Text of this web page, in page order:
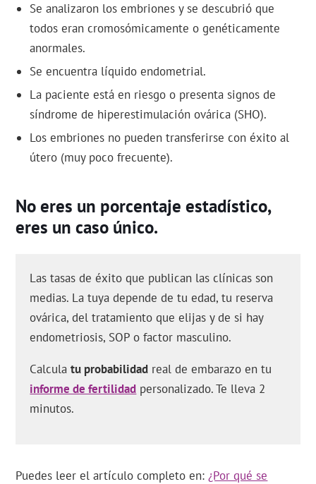
Se analizaron los embriones y se descubrió que
todos eran cromosómicamente o genéticamente
anormales.
Se encuentra líquido endometrial.
La paciente está en riesgo o presenta signos de
síndrome de hiperestimulación ovárica (SHO).
Los embriones no pueden transferirse con éxito al
útero (muy poco frecuente).
No eres un porcentaje estadístico,
eres un caso único.
Las tasas de éxito que publican las clínicas son
medias. La tuya depende de tu edad, tu reserva
ovárica, del tratamiento que elijas y de si hay
endometriosis, SOP o factor masculino.
Calculatu probabilidad real de embarazo en tu
informe de fertilidad personalizado. Te lleva 2
minutos.
Puedes leer el artículo completo en:¿Por qué se